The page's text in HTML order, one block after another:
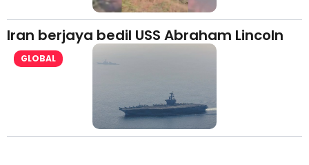
Iran berjaya bedil USS Abraham Lincoln
GLOBAL